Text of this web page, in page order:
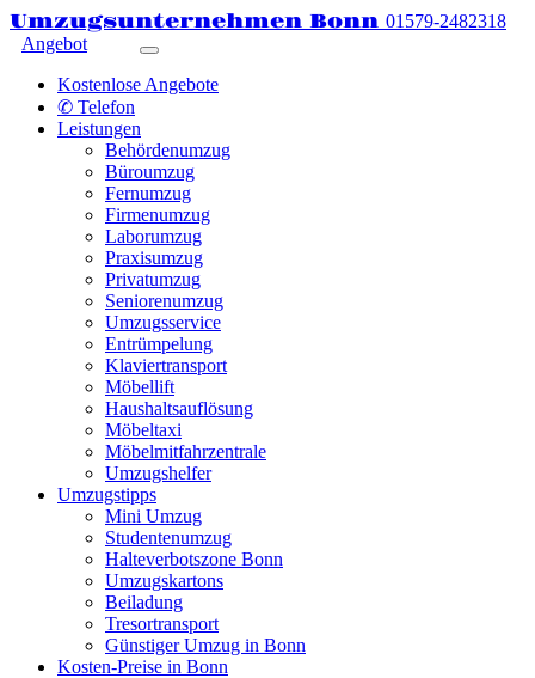
Umzugsunternehmen Bonn 01579-2482318
Angebot
Kostenlose Angebote
✆ Telefon
Leistungen
Behördenumzug
Büroumzug
Fernumzug
Firmenumzug
Laborumzug
Praxisumzug
Privatumzug
Seniorenumzug
Umzugsservice
Entrümpelung
Klaviertransport
Möbellift
Haushaltsauflösung
Möbeltaxi
Möbelmitfahrzentrale
Umzugshelfer
Umzugstipps
Mini Umzug
Studentenumzug
Halteverbotszone Bonn
Umzugskartons
Beiladung
Tresortransport
Günstiger Umzug in Bonn
Kosten-Preise in Bonn